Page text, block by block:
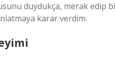
duydukça, merak edip
karar verdim.